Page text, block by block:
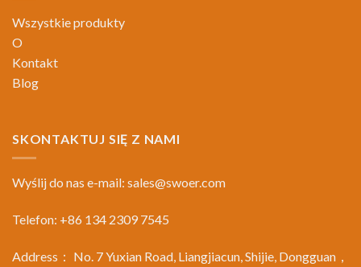
Wszystkie produkty
O
Kontakt
Blog
SKONTAKTUJ SIĘ Z NAMI
Wyślij do nas e-mail: sales@swoer.com
Telefon: +86 134 2309 7545
Address： No. 7 Yuxian Road, Liangjiacun, Shijie, Dongguan，